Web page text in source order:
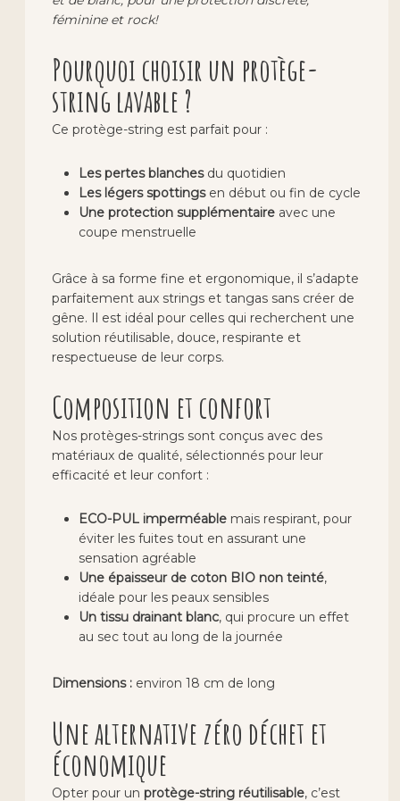
féminine et rock!
Pourquoi choisir un protège-
string lavable ?
Ce protège-string est parfait pour :
Les pertes blanchesdu quotidien
Les légers spottingsen début ou fin de cycle
Une protection supplémentaire avec une
coupe menstruelle
Grâce à sa forme fine et ergonomique, il s’adapte
parfaitement aux strings et tangas sans créer de
gêne. Il est idéal pour celles qui recherchent une
solution réutilisable, douce, respirante et
respectueuse de leur corps.
Composition et confort
Nos protèges-strings sont conçus avec des
matériaux de qualité, sélectionnés pour leur
efficacité et leur confort :
ECO-PUL imperméable mais respirant, pour
éviter les fuites tout en assurant une
sensation agréable
Une épaisseur de coton BIO non teinté,
idéale pour les peaux sensibles
Un tissu drainant blanc, qui procure un effet
au sec tout au long de la journée
Dimensions : environ 18 cm de long
Une alternative zéro déchet et
économique
Opter pour unprotège-string réutilisable, c’est